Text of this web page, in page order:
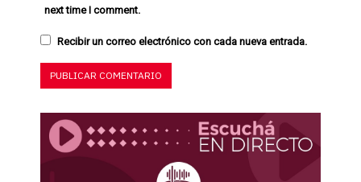
next time I comment.
Recibir un correo electrónico con cada nueva entrada.